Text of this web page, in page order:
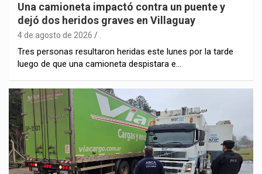
Una camioneta impactó contra un puente y
dejó dos heridos graves en Villaguay
4 de agosto de 2026
Tres personas resultaron heridas este lunes por la tarde
luego de que una camioneta despistara e…